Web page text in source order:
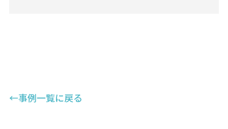
←事例一覧に戻る